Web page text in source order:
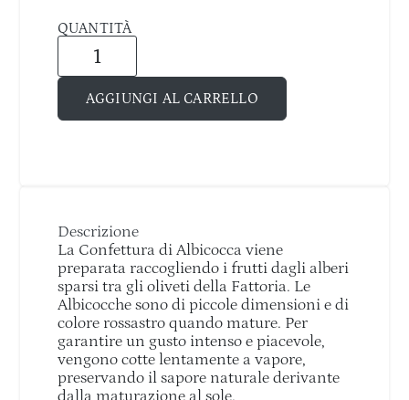
QUANTITÀ
AGGIUNGI AL CARRELLO
Descrizione
La Confettura di Albicocca viene
preparata raccogliendo i frutti dagli alberi
sparsi tra gli oliveti della Fattoria. Le
Albicocche sono di piccole dimensioni e di
colore rossastro quando mature. Per
garantire un gusto intenso e piacevole,
vengono cotte lentamente a vapore,
preservando il sapore naturale derivante